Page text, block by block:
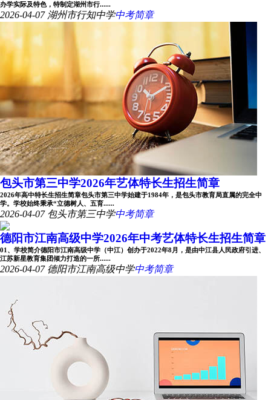
办学实际及特色，特制定湖州市行......
2026-04-07 湖州市行知中学中考简章
包头市第三中学2026年艺体特长生招生简章
2026年高中特长生招生简章包头市第三中学始建于1984年，是包头市教育局直属的完全中
学。学校始终秉承“立德树人、五育......
2026-04-07 包头市第三中学中考简章
德阳市江南高级中学2026年中考艺体特长生招生简章
01、学校简介德阳市江南高级中学（中江）创办于2022年8月，是由中江县人民政府引进、
江苏新星教育集团倾力打造的一所......
2026-04-07 德阳市江南高级中学中考简章